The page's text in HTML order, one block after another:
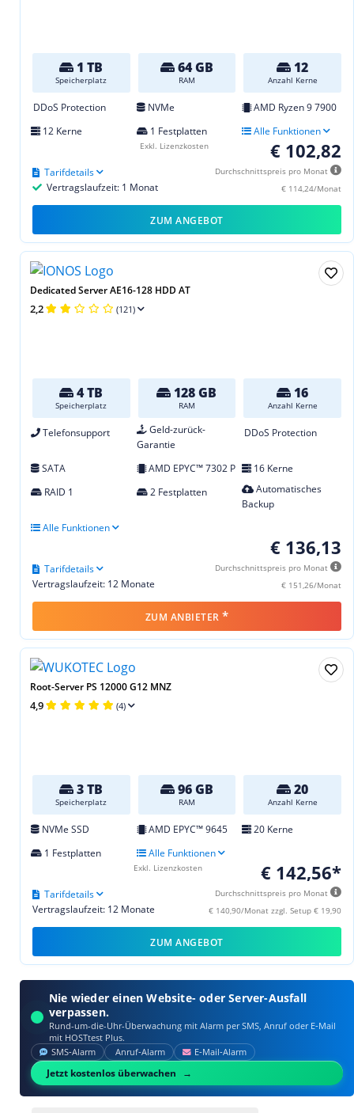
1 TB
Speicherplatz
64 GB
RAM
12
Anzahl Kerne
DDoS Protection NVMe
AMD Ryzen 9 7900
12 Kerne
1 Festplatten Alle Funktionen
€ 102,82
Durchschnittspreis pro Monat
€ 114,24/Monat
Vertragslaufzeit: 1 Monat
Tarifdetails
Exkl. Lizenzkosten
ZUM ANGEBOT
Dedicated Server AE16-128 HDD AT
2,2 (121)
4 TB
Speicherplatz
128 GB
RAM
16
Anzahl Kerne
Telefonsupport
Geld-zurück-
Garantie
DDoS Protection
SATA AMD EPYC™ 7302 P
16 Kerne
RAID 1
2 Festplatten
Automatisches
Backup
Alle Funktionen
€ 136,13
Durchschnittspreis pro Monat
€ 151,26/Monat
Vertragslaufzeit: 12 Monate
Tarifdetails
ZUM ANBIETER *
Root-Server PS 12000 G12 MNZ
4,9 (4)
3 TB
Speicherplatz
96 GB
RAM
20
Anzahl Kerne
NVMe SSD AMD EPYC™ 9645
20 Kerne
1 Festplatten
Alle Funktionen
€ 142,56*
Durchschnittspreis pro Monat
€ 140,90/Monat zzgl. Setup € 19,90
Vertragslaufzeit: 12 Monate
Tarifdetails
Exkl. Lizenzkosten
ZUM ANGEBOT
Nie wieder einen Website- oder Server-Ausfall
verpassen.
Rund-um-die-Uhr-Überwachung mit Alarm per SMS, Anruf oder E‑Mail
mit HOSTtest Plus.
SMS‑Alarm Anruf‑Alarm E‑Mail‑Alarm
Jetzt kostenlos überwachen